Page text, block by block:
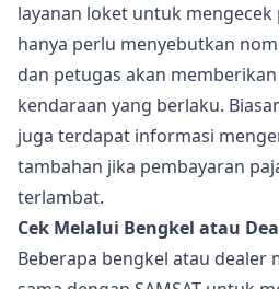
layanan loket untuk mengecek
hanya perlu menyebutkan
dan petugas akan
kendaraan yang berlaku.
juga terdapat informasi
tambahan jika pembayaran
terlambat.
Cek Melalui Bengkel atau
Beberapa bengkel atau dealer